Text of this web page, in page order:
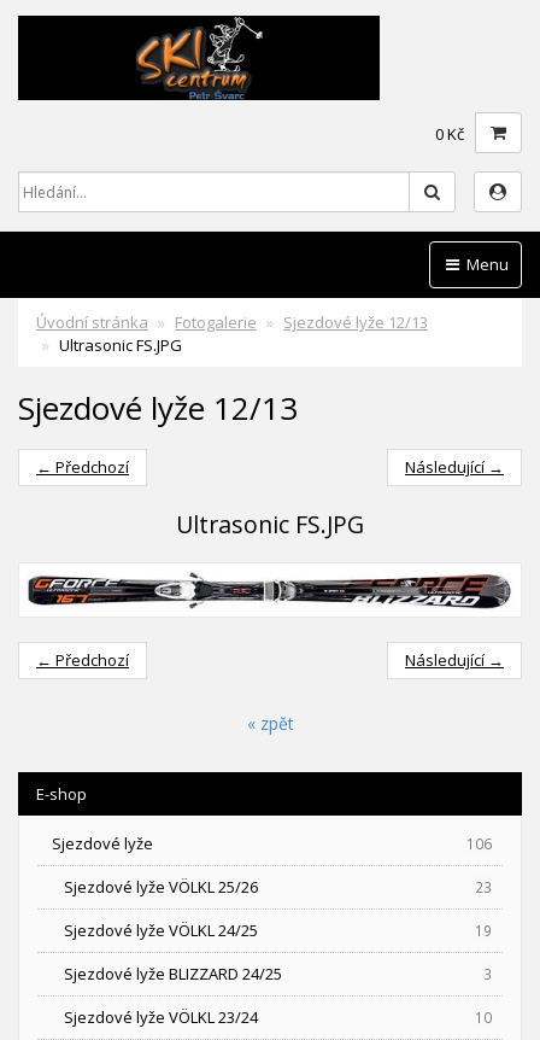
0 Kč
Menu
Úvodní stránka Fotogalerie
Sjezdové lyže 12/13
Ultrasonic FS.JPG
Sjezdové lyže 12/13
← Předchozí Následující →
Ultrasonic FS.JPG
← Předchozí Následující →
« zpět
E-shop
Sjezdové lyže 106
Sjezdové lyže VÖLKL 25/26 23
Sjezdové lyže VÖLKL 24/25 19
Sjezdové lyže BLIZZARD 24/25 3
Sjezdové lyže VÖLKL 23/24 10